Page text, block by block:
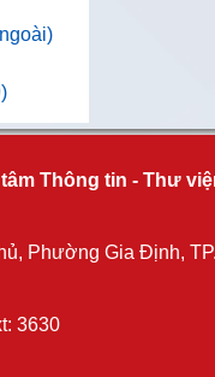
Thông tin - Thư
Phường Gia Định,
3630